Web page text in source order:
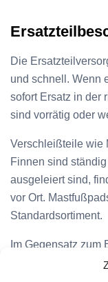
Die
und schnell. Wenn
sofort Ersatz in der
sind vorrätig oder
Verschleißteile wie
Finnen sind
ausgeleiert sind,
vor Ort.
Standardsortiment.
Im Gegensatz
Ansprechpartner.